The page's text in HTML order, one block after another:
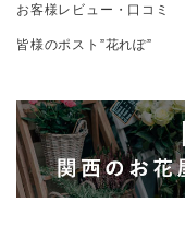
お客様レビュー・口コミ
皆様のポスト”花れぽ”